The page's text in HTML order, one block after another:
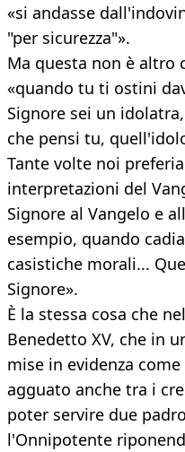
«si andasse
"per sicurezza"».
Ma questa non è altro
«quando tu ti ostini
Signore sei un
che pensi tu,
Tante volte noi
interpretazioni del
Signore al Vangelo e
esempio, quando
casistiche morali...
Signore».
È la stessa cosa che
Benedetto XV, che in
mise in evidenza
agguato anche tra i
poter servire due
l'Onnipotente